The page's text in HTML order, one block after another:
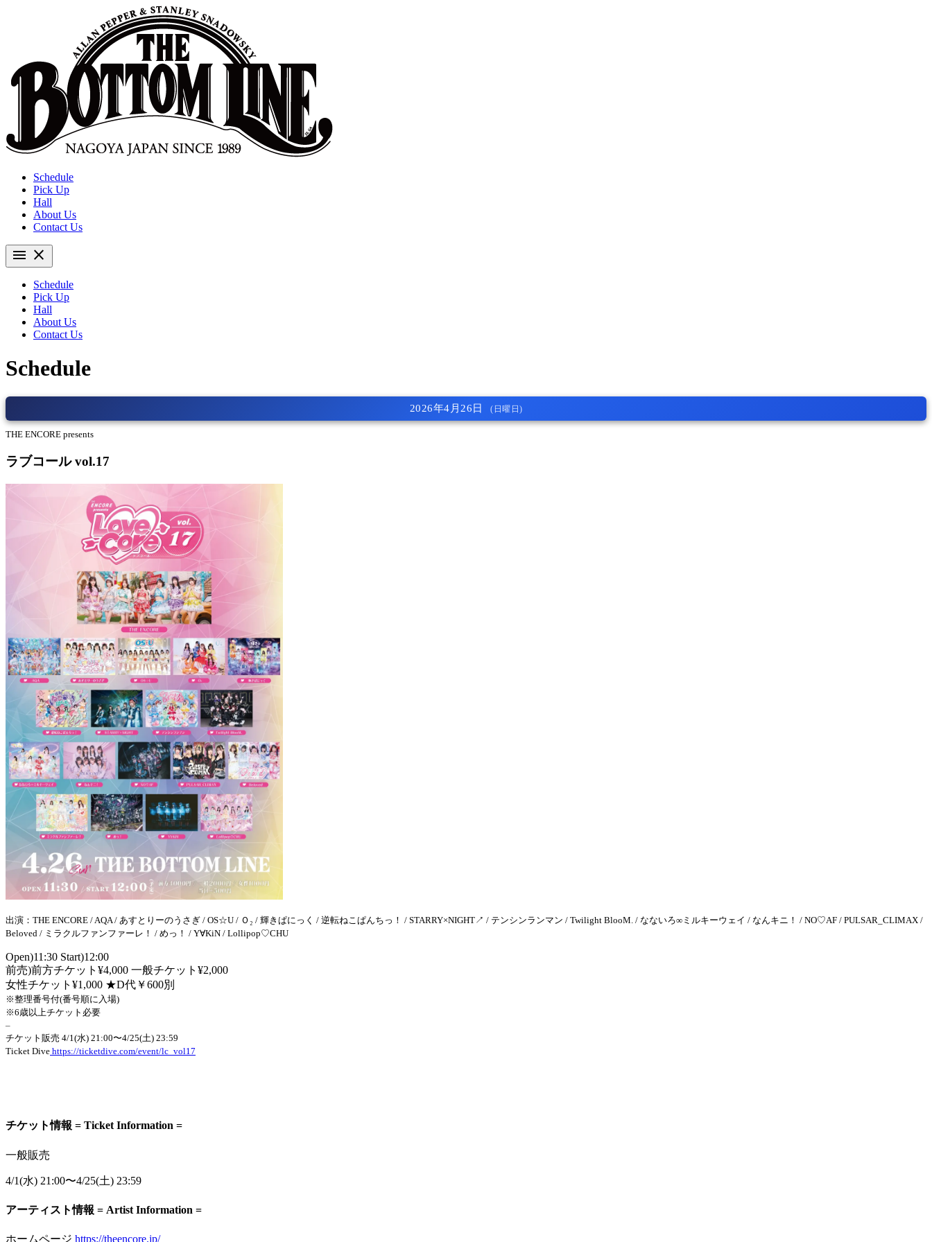
Schedule
Pick Up
Hall
About Us
Contact Us
menu close
Schedule
Pick Up
Hall
About Us
Contact Us
Schedule
2026年4月26日 (日曜日)
THE ENCORE presents
ラブコール vol.17
出演：THE ENCORE / AQA / あすとりーのうさぎ / OS☆U / Ｏ₂ / 輝きぱにっく / 逆転ねこぱんちっ！ / STARRY×NIGHT↗ / テンシンランマン / Twilight BlooM. / なないろ∞ミルキーウェイ / なんキニ！ / NO♡AF / PULSAR_CLIMAX /
Beloved / ミラクルファンファーレ！ / めっ！ / Y∀KiN / Lollipop♡CHU
Open)11:30 Start)12:00
前売)前方チケット¥4,000 一般チケット¥2,000
女性チケット¥1,000 ★D代￥600別
※整理番号付(番号順に入場)
※6歳以上チケット必要
–
チケット販売 4/1(水) 21:00〜4/25(土) 23:59
Ticket Dive https://ticketdive.com/event/lc_vol17
チケット情報 = Ticket Information =
一般販売
4/1(水) 21:00〜4/25(土) 23:59
アーティスト情報 = Artist Information =
ホームページ https://theencore.jp/